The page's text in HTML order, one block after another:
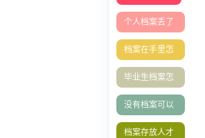
个人档案丢了
怎么办?档案
能补办吗
档案在手里怎
么存档？档案
激活
毕业生档案怎
么放到人才市
场
没有档案可以
办理退休吗？
档案存放人才